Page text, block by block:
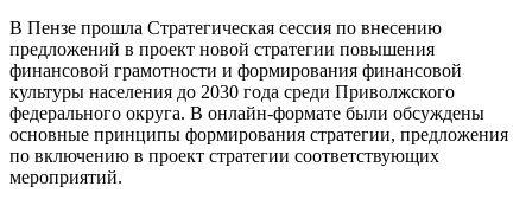
В Пензе прошла Стратегическая сессия по внесению
предложений в проект новой стратегии повышения
финансовой грамотности и формирования финансовой
культуры населения до 2030 года среди Приволжского
федерального округа. В онлайн-формате были обсуждены
основные принципы формирования стратегии, предложения
по включению в проект стратегии соответствующих
мероприятий.